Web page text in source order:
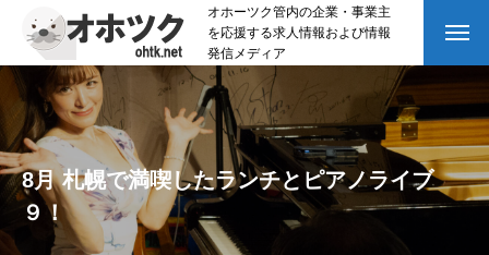
オホーツク管内の企業・事業主
を応援する求人情報および情報
発信メディア
8月 札幌で満喫したランチとピアノライブ
９！